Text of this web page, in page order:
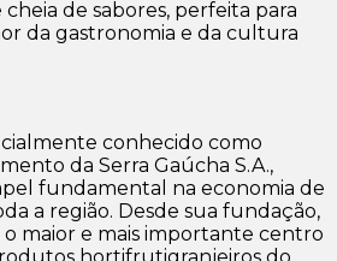
de sabores, perfeita para
da gastronomia e da cultura
conhecido como
da Serra Gaúcha S.A.,
fundamental na economia de
a região. Desde sua fundação,
maior e mais importante centro